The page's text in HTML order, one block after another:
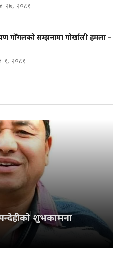
२७, २०८१
गोँगलको सम्झनामा गोर्खाली हमला –
२०८१
शुभकामना